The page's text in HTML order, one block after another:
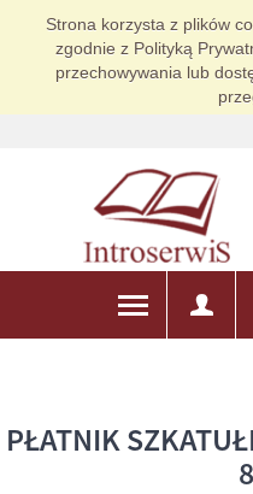
Strona korzysta z plików
zgodnie z Polityką
przechowywania lub
PŁATNIK